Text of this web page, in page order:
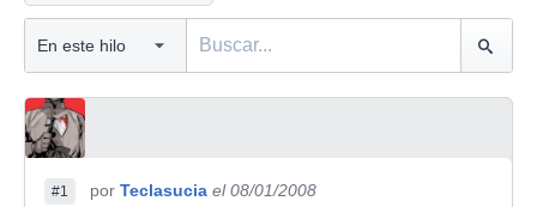
#1 por Teclasucia el 08/01/2008